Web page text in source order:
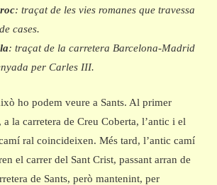
: traçat de les vies romanes que travessa
cases.
: traçat de la carretera Barcelona-Madrid
per Carles III.
ho podem veure a Sants. Al primer
a la carretera de Creu Coberta, l’antic i el
ral coincideixen. Més tard, l’antic camí
el carrer del Sant Crist, passant arran de
de Sants, però mantenint, per